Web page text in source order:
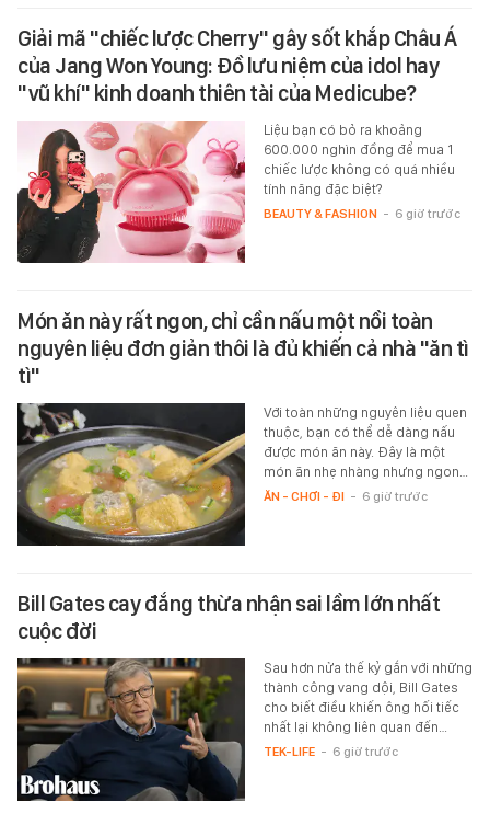
Giải mã "chiếc lược Cherry" gây sốt khắp Châu Á
của Jang Won Young: Đồ lưu niệm của idol hay
"vũ khí" kinh doanh thiên tài của Medicube?
Liệu bạn có bỏ ra khoảng
600.000 nghìn đồng để mua 1
chiếc lược không có quá nhiều
tính năng đặc biệt?
BEAUTY & FASHION - 6 giờ trước
Món ăn này rất ngon, chỉ cần nấu một nồi toàn
nguyên liệu đơn giản thôi là đủ khiến cả nhà "ăn tì
tì"
Với toàn những nguyên liệu quen
thuộc, bạn có thể dễ dàng nấu
được món ăn này. Đây là một
món ăn nhẹ nhàng nhưng ngon…
ĂN - CHƠI - ĐI - 6 giờ trước
Bill Gates cay đắng thừa nhận sai lầm lớn nhất
cuộc đời
Sau hơn nửa thế kỷ gắn với những
thành công vang dội, Bill Gates
cho biết điều khiến ông hối tiếc
nhất lại không liên quan đến…
TEK-LIFE - 6 giờ trước